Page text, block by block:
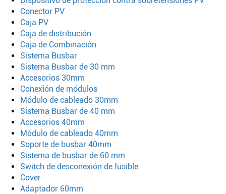
Conector PV
Caja PV
Caja de distribución
Caja de Combinación
Sistema Busbar
Sistema Busbar de 30 mm
Accesorios 30mm
Conexión de módulos
Módulo de cableado 30mm
Sistema Busbar de 40 mm
Accesorios 40mm
Módulo de cableado 40mm
Soporte de busbar 40mm
Sistema de busbar de 60 mm
Switch de desconexión de fusible
Cover
Adaptador 60mm